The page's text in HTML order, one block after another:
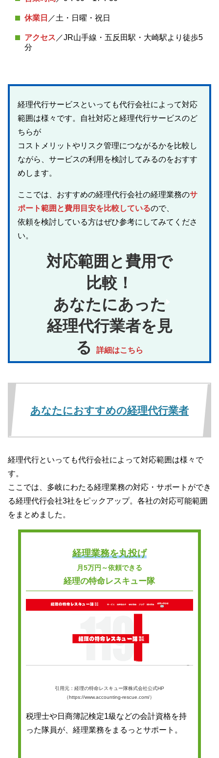
休業日 ／土・日曜・祝日
アクセス ／JR山手線・五反田駅・大崎駅より徒歩5
分
経理代行サービスといっても代行会社によって対応
範囲は様々です。自社対応と経理代行サービスのど
ちらが
コストメリットやリスク管理につながるかを比較し
ながら、サービスの利用を検討してみるのをおすす
めします。
ここでは、おすすめの経理代行会社の経理業務のサ
ポート範囲と費用目安を比較しているので、
依頼を検討している方はぜひ参考にしてみてくださ
い。
対応範囲と費用で
比較！
あなたにあった
経理代行業者を見
る
詳細はこちら
あなたにおすすめの経理代行業者
経理代行といっても代行会社によって対応範囲は様々で
す。
ここでは、多岐にわたる経理業務の対応・サポートができ
る経理代行会社3社をピックアップ。各社の対応可能範囲
をまとめました。
経理業務を丸投げ
月5万円～依頼できる
経理の特命レスキュー隊
引用元：経理の特命レスキュー隊株式会社公式HP
（https://www.accounting-rescue.com/）
税理士や日商簿記検定1級などの会計資格を持
った隊員が、経理業務をまるっとサポート。